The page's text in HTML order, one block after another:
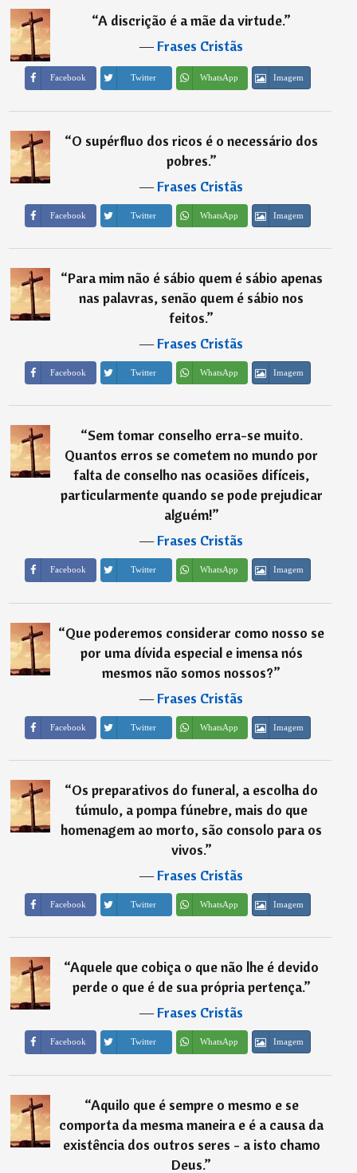
“A discrição é a mãe da virtude.”
―Frases Cristãs
Facebook Twitter WhatsApp Imagem
“O supérfluo dos ricos é o necessário dos
pobres.”
―Frases Cristãs
Facebook Twitter WhatsApp Imagem
“Para mim não é sábio quem é sábio apenas
nas palavras, senão quem é sábio nos
feitos.”
―Frases Cristãs
Facebook Twitter WhatsApp Imagem
“Sem tomar conselho erra-se muito.
Quantos erros se cometem no mundo por
falta de conselho nas ocasiões difíceis,
particularmente quando se pode prejudicar
alguém!”
―Frases Cristãs
Facebook Twitter WhatsApp Imagem
“Que poderemos considerar como nosso se
por uma dívida especial e imensa nós
mesmos não somos nossos?”
―Frases Cristãs
Facebook Twitter WhatsApp Imagem
“Os preparativos do funeral, a escolha do
túmulo, a pompa fúnebre, mais do que
homenagem ao morto, são consolo para os
vivos.”
―Frases Cristãs
Facebook Twitter WhatsApp Imagem
“Aquele que cobiça o que não lhe é devido
perde o que é de sua própria pertença.”
―Frases Cristãs
Facebook Twitter WhatsApp Imagem
“Aquilo que é sempre o mesmo e se
comporta da mesma maneira e é a causa da
existência dos outros seres - a isto chamo
Deus.”